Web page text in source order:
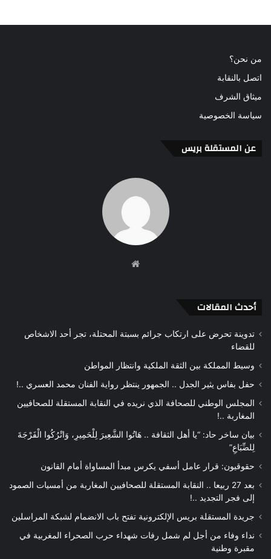
من نحن؟
اتصل بالنقابة
ميثاق الشرف
سياسة الخصوصية
عن المستقلة بريس
أحدث المقالات
تدوينة تحرض على ارتكاب جرائم بسبتة المحتلة، تجر أحد الاشخاص
للقضاء
وسيط المملكة بين الثقة الملكية وانتظار المواطن
حفل بفاس يثير الجدل .. الجمهور ينتظر رواية الفنان محمد العسري ..!
المجلس الوطني للصحافة الذي نريده في النقابة المستقلة للصحافيين
المغاربة ..!
بيان ساخر حاد: “يا أهل الثقافة .. هَاتُوا الشَّعِيرَ لِلْحَمِيرِ، وَاتْرُكُوا الْفَرْجَةَ
لِلضِّبَاعِ”
حقوقيون: قرار عامل أسفي يكرس مبدأ المساواة أمام القانون
بعد 27 ربيعا .. النقابة المستقلة للصحافيين المغاربة من أمسيات الصمود
إلى فجر التجديد ..!
جريدة المستقلة بريس الإلكترونية تفتح باب الانضمام لشبكة المراسلين
نداء وفاء من أجل لم شمل رفات شهداء حرب الصحراء المغربية في
مقبرة وطنية